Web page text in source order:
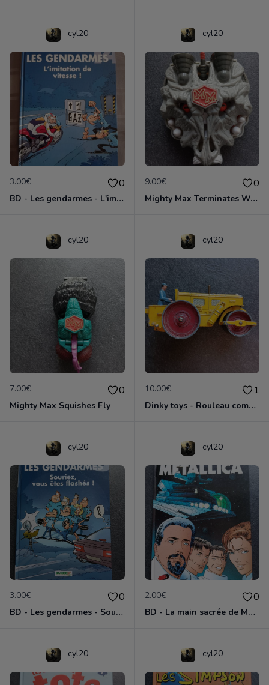
cyl20
3.00€ 0
BD - Les gendarmes - L'imitation de vitesse - Tome 14
cyl20
9.00€ 0
Mighty Max Terminates Wolfship 7
cyl20
7.00€ 0
Mighty Max Squishes Fly
cyl20
10.00€ 1
Dinky toys - Rouleau compresseur - Richier 90A
cyl20
3.00€ 0
BD - Les gendarmes - Souriez, vous êtes flashés - Tome 5
cyl20
2.00€ 0
BD - La main sacrée de Metallica
cyl20 cyl20